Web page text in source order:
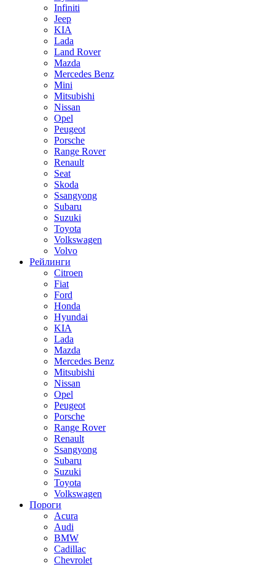
Infiniti
Jeep
KIA
Lada
Land Rover
Mazda
Mercedes Benz
Mini
Mitsubishi
Nissan
Opel
Peugeot
Porsche
Range Rover
Renault
Seat
Skoda
Ssangyong
Subaru
Suzuki
Toyota
Volkswagen
Volvo
Рейлинги
Citroen
Fiat
Ford
Honda
Hyundai
KIA
Lada
Mazda
Mercedes Benz
Mitsubishi
Nissan
Opel
Peugeot
Porsche
Range Rover
Renault
Ssangyong
Subaru
Suzuki
Toyota
Volkswagen
Пороги
Acura
Audi
BMW
Cadillac
Chevrolet